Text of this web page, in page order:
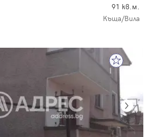
91 кв.м.
Къща/Вила